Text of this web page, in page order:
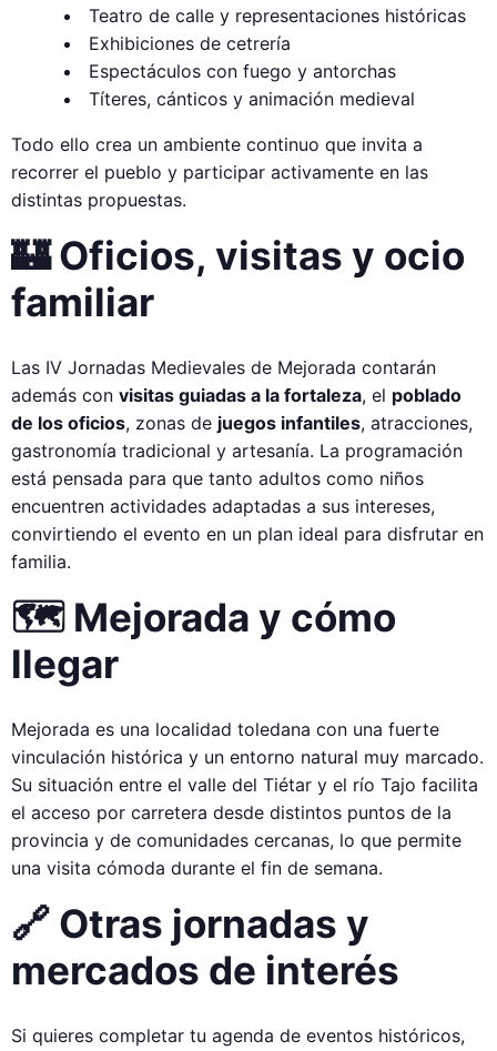
Teatro de calle y representaciones históricas
Exhibiciones de cetrería
Espectáculos con fuego y antorchas
Títeres, cánticos y animación medieval
Todo ello crea un ambiente continuo que invita a
recorrer el pueblo y participar activamente en las
distintas propuestas.
🏰 Oficios, visitas y ocio
familiar
Las IV Jornadas Medievales de Mejorada contarán
además con visitas guiadas a la fortaleza, el poblado
de los oficios, zonas de juegos infantiles, atracciones,
gastronomía tradicional y artesanía. La programación
está pensada para que tanto adultos como niños
encuentren actividades adaptadas a sus intereses,
convirtiendo el evento en un plan ideal para disfrutar en
familia.
🗺️ Mejorada y cómo
llegar
Mejorada es una localidad toledana con una fuerte
vinculación histórica y un entorno natural muy marcado.
Su situación entre el valle del Tiétar y el río Tajo facilita
el acceso por carretera desde distintos puntos de la
provincia y de comunidades cercanas, lo que permite
una visita cómoda durante el fin de semana.
🔗 Otras jornadas y
mercados de interés
Si quieres completar tu agenda de eventos históricos,